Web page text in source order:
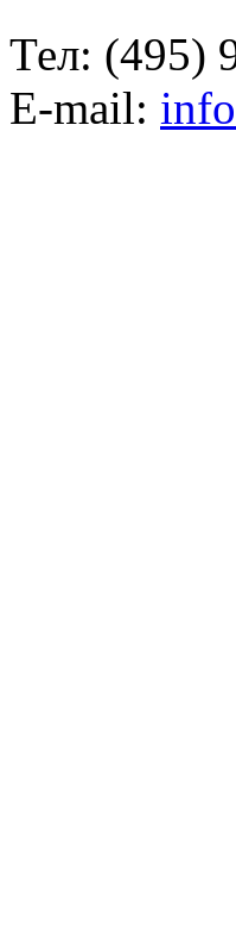
Тел: (495)
E-mail: